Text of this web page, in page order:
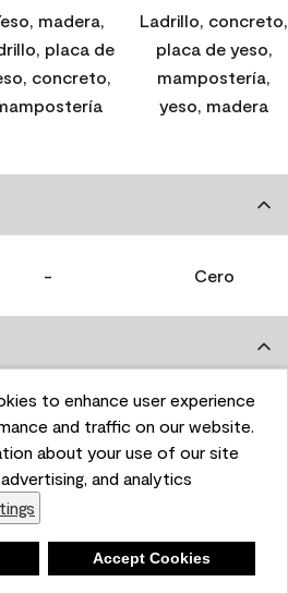
to enhance user experience
and traffic on our website.
about your use of our site
and analytics
Accept Cookies
madera,
placa de
concreto,
Ladrillo, concreto,
placa de yeso,
mampostería,
yeso, madera
- Cero
400-450 400-450
1 hora